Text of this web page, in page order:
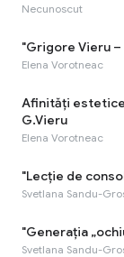
Necunoscut
"Grigore Vieru
Elena Vorotneac
Afinități
G.Vieru
Elena Vorotneac
"Lecție de
Svetlana Sandu-
"Generația
Svetlana Sandu-